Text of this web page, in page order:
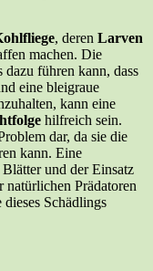
, deren Larven
machen. Die
führen kann, dass
eine bleigraue
kann eine
hilfreich sein.
dar, da sie die
kann. Eine
und der Einsatz
Prädatoren
Schädlings